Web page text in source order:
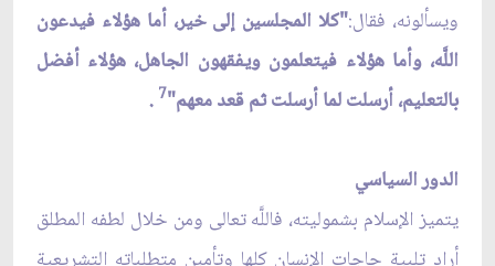
ويسألونه، فقال:"كلا المجلسين إلى خير، أما هؤلاء فيدعون
اللَّه، وأما هؤلاء فيتعلمون ويفقهون الجاهل، هؤلاء أفضل
بالتعليم، أرسلت لما أرسلت ثم قعد معهم"7
.
الدور السياسي
يتميز الإسلام بشموليته، فاللَّه تعالى ومن خلال لطفه المطلق